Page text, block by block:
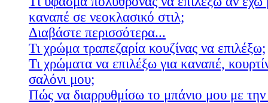
καναπέ σε νεοκλασικό στιλ;
Διαβάστε περισσότερα...
Τι χρώμα τραπεζαρία κουζίνας να επιλέξω;
Τι χρώματα να επιλέξω για καναπέ,
σαλόνι μου;
Πώς να διαρρυθμίσω το μπάνιο μου με την